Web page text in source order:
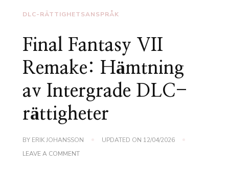
DLC-RÄTTIGHETSANSPRÅK
Final Fantasy VII
Remake: Hämtning
av Intergrade DLC-
rättigheter
BY ERIK JOHANSSON UPDATED ON 12/04/2026
LEAVE A COMMENTON